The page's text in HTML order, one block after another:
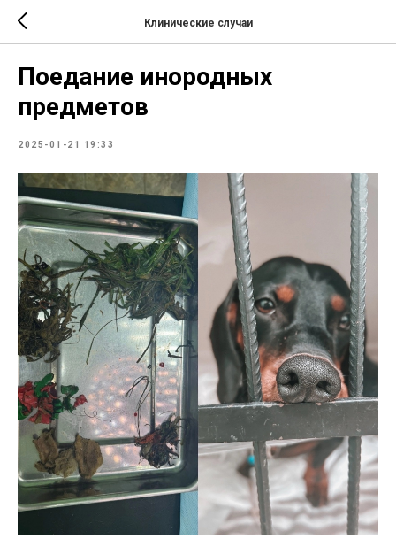
Клинические случаи
Поедание инородных
предметов
2025-01-21 19:33